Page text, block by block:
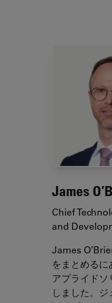
James
Chief
and
James
をまとめる
アプライド
しました。